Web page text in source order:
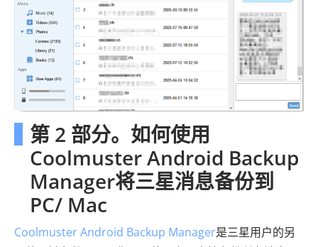
第 2 部分。如何使用
Coolmuster Android Backup
Manager将三星消息备份到
PC/ Mac
Coolmuster Android Backup Manager是三星用户的另